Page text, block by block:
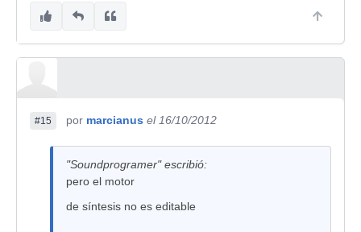
#15 por marcianus el 16/10/2012
"Soundprogramer" escribió:
pero el motor
de síntesis no es editable